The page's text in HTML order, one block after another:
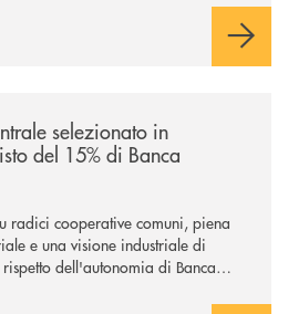
selezionato in
del 15% di Banca
radici cooperative comuni, piena
e una visione industriale di
dell'autonomia di Banca